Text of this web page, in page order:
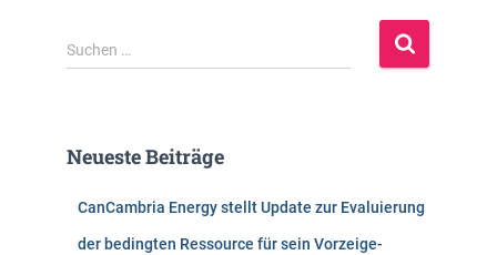
S
u
n
Suchen …
Neueste Beiträge
CanCambria Energy stellt Update zur Evaluierung
der bedingten Ressource für sein Vorzeige-